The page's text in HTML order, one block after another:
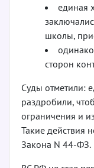
единая
школы,
сторон
Суды отметили:
раздробили,
ограничения и
Такие действия
Закона N 44-ФЗ.